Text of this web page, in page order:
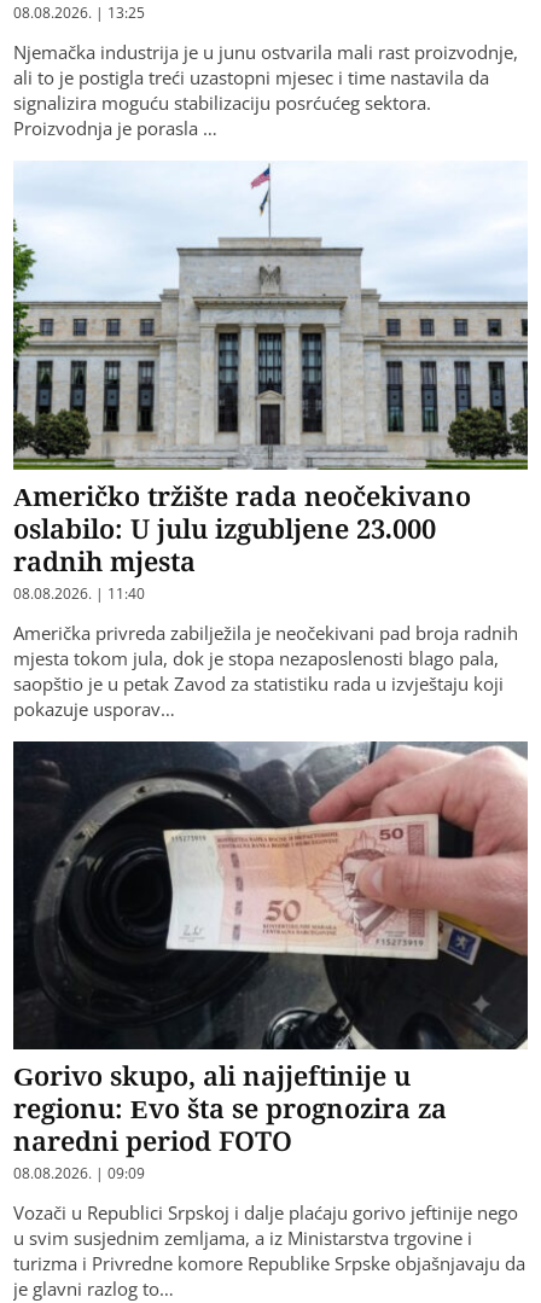
08.08.2026. | 13:25
Njemačka industrija je u junu ostvarila mali rast proizvodnje,
ali to je postigla treći uzastopni mjesec i time nastavila da
signalizira moguću stabilizaciju posrćućeg sektora.
Proizvodnja je porasla …
Američko tržište rada neočekivano
oslabilo: U julu izgubljene 23.000
radnih mjesta
08.08.2026. | 11:40
Američka privreda zabilježila je neočekivani pad broja radnih
mjesta tokom jula, dok je stopa nezaposlenosti blago pala,
saopštio je u petak Zavod za statistiku rada u izvještaju koji
pokazuje usporav…
Gorivo skupo, ali najjeftinije u
regionu: Evo šta se prognozira za
naredni period FOTO
08.08.2026. | 09:09
Vozači u Republici Srpskoj i dalje plaćaju gorivo jeftinije nego
u svim susjednim zemljama, a iz Ministarstva trgovine i
turizma i Privredne komore Republike Srpske objašnjavaju da
je glavni razlog to…